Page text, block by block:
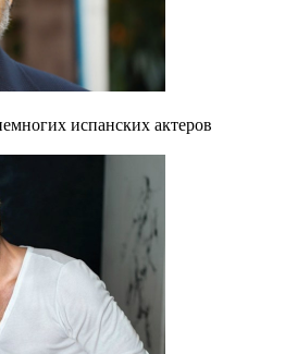
испанских актеров